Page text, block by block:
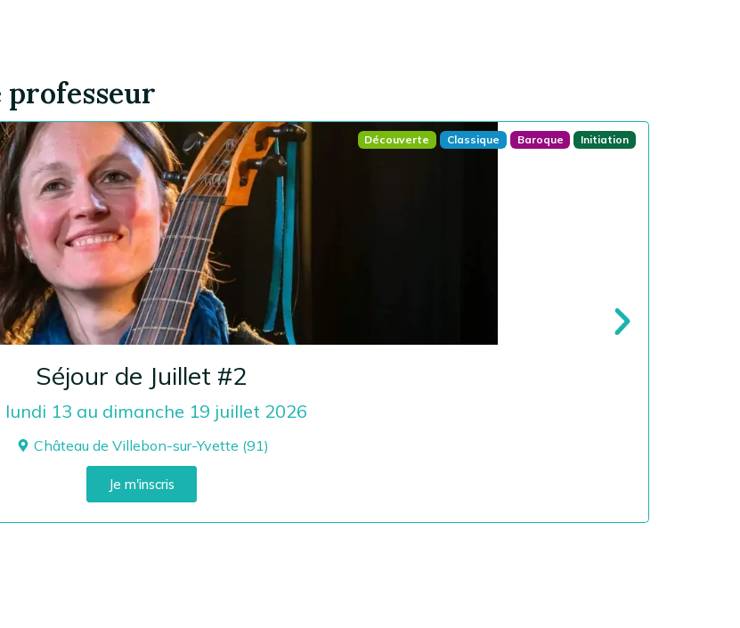
professeur
Découverte Classique Baroque Initiation
Séjour de Juillet #2
lundi 13 au dimanche 19 juillet 2026
Château de Villebon-sur-Yvette (91)
Je m'inscris